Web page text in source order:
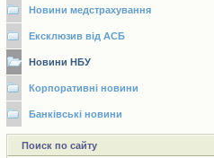
Новини медстрахування
Ексклюзив від АСБ
Новини НБУ
Корпоративні новини
Банківські новини
Поиск по сайту